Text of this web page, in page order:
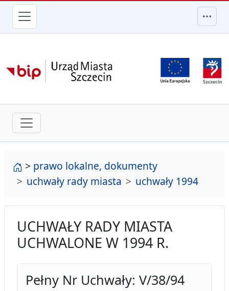
przejdź do głównego menu
strona główna
> prawo lokalne, dokumenty
uchwały rady miasta
uchwały 1994
UCHWAŁY RADY MIASTA
UCHWALONE W 1994 R.
Pełny Nr Uchwały: V/38/94